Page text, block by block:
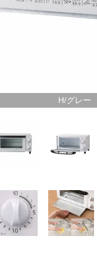
H/グレー